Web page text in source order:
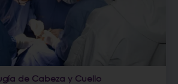
de Cabeza y Cuello